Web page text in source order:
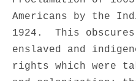
Americans by the
1924.  This
enslaved and
rights which were